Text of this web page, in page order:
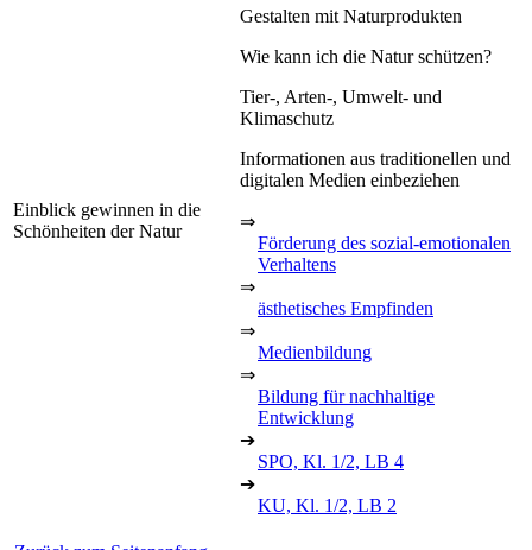
Einblick gewinnen in die
Schönheiten der Natur
Gestalten mit Naturprodukten
Wie kann ich die Natur schützen?
Tier-, Arten-, Umwelt- und
Klimaschutz
Informationen aus traditionellen und
digitalen Medien einbeziehen
⇒
Förderung des sozial-emotionalen
Verhaltens
⇒
ästhetisches Empfinden
⇒
Medienbildung
⇒
Bildung für nachhaltige
Entwicklung
➔
SPO, Kl. 1/2, LB 4
➔
KU, Kl. 1/2, LB 2